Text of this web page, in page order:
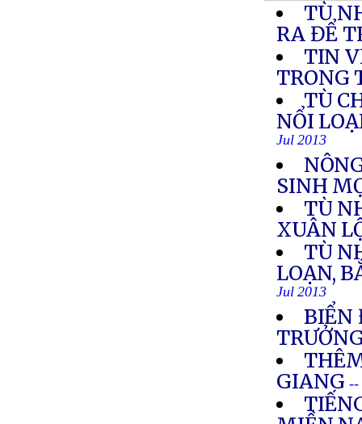
TÙ
RA ĐỂ
TIN
TRONG
TÙ
NỔI
Jul 2013
SINH
TÙ
XUÂN
TÙ
LOẠN,
Jul 2013
BIỂN
GIANG --